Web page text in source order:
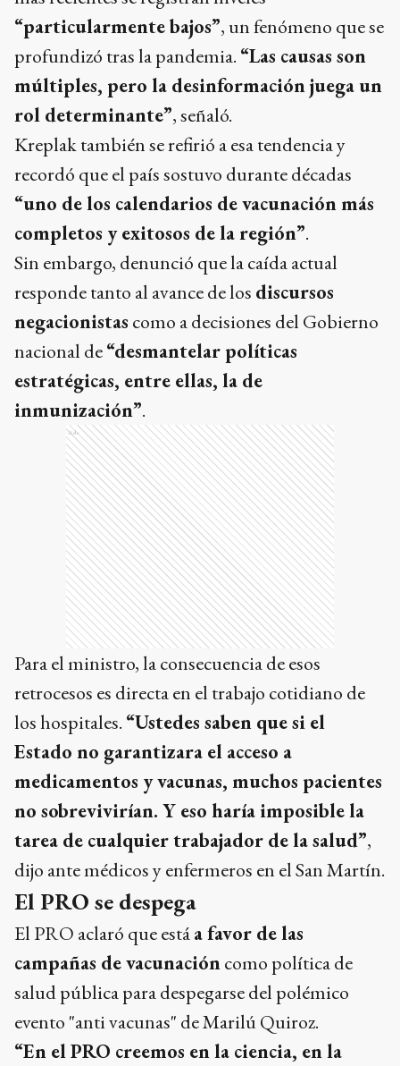
“particularmente bajos”, un fenómeno que se
profundizó tras la pandemia. “Las causas son
múltiples, pero la desinformación juega un
rol determinante”, señaló.
Kreplak también se refirió a esa tendencia y
recordó que el país sostuvo durante décadas
“uno de los calendarios de vacunación más
completos y exitosos de la región”.
Sin embargo, denunció que la caída actual
responde tanto al avance de los discursos
negacionistas como a decisiones del Gobierno
nacional de“desmantelar políticas
estratégicas, entre ellas, la de
inmunización”.
Ads
Para el ministro, la consecuencia de esos
retrocesos es directa en el trabajo cotidiano de
los hospitales. “Ustedes saben que si el
Estado no garantizara el acceso a
medicamentos y vacunas, muchos pacientes
no sobrevivirían. Y eso haría imposible la
tarea de cualquier trabajador de la salud”,
dijo ante médicos y enfermeros en el San Martín.
El PRO se despega
El PRO aclaró que estáa favor de las
campañas de vacunacióncomo política de
salud pública para despegarse del polémico
evento "anti vacunas" de Marilú Quiroz.
“En el PRO creemos en la ciencia, en la